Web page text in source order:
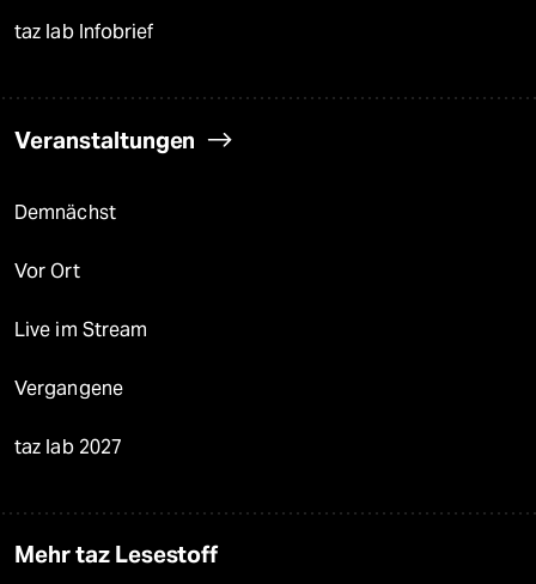
taz lab Infobrief
Veranstaltungen
Demnächst
Vor Ort
Live im Stream
Vergangene
taz lab 2027
Mehr taz Lesestoff